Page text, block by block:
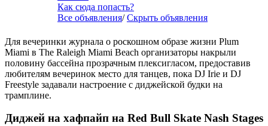
Как сюда попасть?
Все объявления/Скрыть объявления
Для вечеринки журнала о роскошном образе жизни Plum
Miami в The Raleigh Miami Beach организаторы накрыли
половину бассейна прозрачным плексигласом, предоставив
любителям вечеринок место для танцев, пока DJ Irie и DJ
Freestyle задавали настроение с диджейской будки на
трамплине.
Диджей на хафпайп на Red Bull Skate Nash Stages